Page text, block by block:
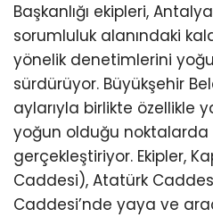
Başkanlığı ekipleri,
sorumluluk alanındaki
yönelik denetimlerini
sürdürüyor. Büyükşehir
aylarıyla birlikte özellikle
yoğun olduğu noktalarda
gerçekleştiriyor. Ekipler,
Caddesi), Atatürk
Caddesi’nde yaya ve